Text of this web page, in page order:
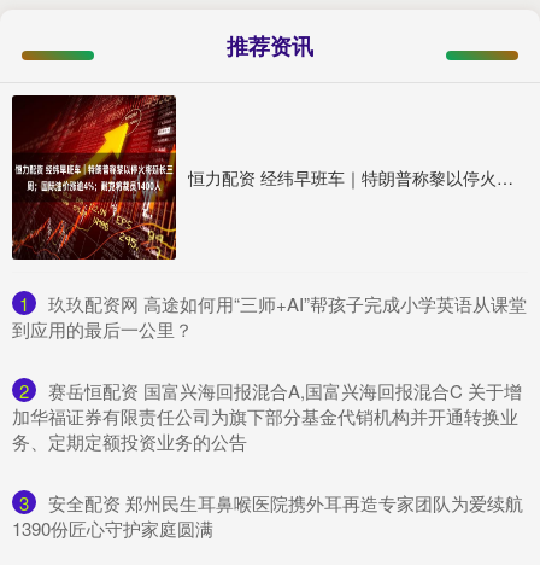
推荐资讯
恒力配资 经纬早班车｜特朗普称黎以停火将延长三周；国际油价涨逾4%；耐克将裁员1400人
1
​玖玖配资网 高途如何用“三师+AI”帮孩子完成小学英语从课堂
到应用的最后一公里？
2
​赛岳恒配资 国富兴海回报混合A,国富兴海回报混合C 关于增
加华福证券有限责任公司为旗下部分基金代销机构并开通转换业
务、定期定额投资业务的公告
3
​安全配资 郑州民生耳鼻喉医院携外耳再造专家团队为爱续航
1390份匠心守护家庭圆满